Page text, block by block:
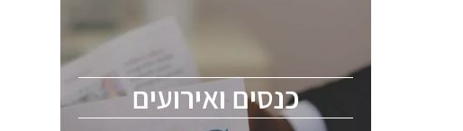
כנסים ואירועים
הסמיקונדקטור כולל מהנדסים, מומחים מקצועיים
ChipEx2026 will be held on May 12-13,